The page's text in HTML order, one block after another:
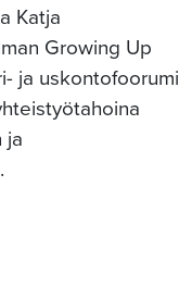
Katja
Growing Up
ja uskontofoorumi
ja